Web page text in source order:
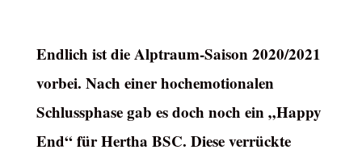
Endlich ist die Alptraum-Saison 2020/2021
vorbei. Nach einer hochemotionalen
Schlussphase gab es doch noch ein „Happy
End“ für Hertha BSC. Diese verrückte